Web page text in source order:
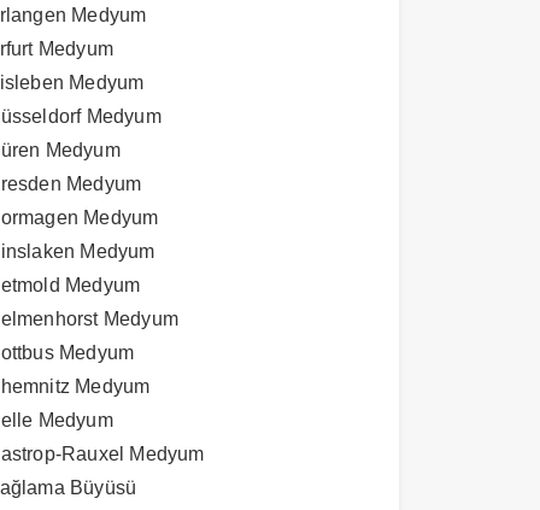
Medyum
Medyum
Medyum
Medyum
Medyum
Medyum
Medyum
Medyum
Medyum
Medyum
Medyum
Medyum
Medyum
Rauxel Medyum
Büyüsü